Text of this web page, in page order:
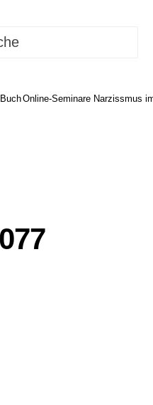
Online-Seminare Narzissmus